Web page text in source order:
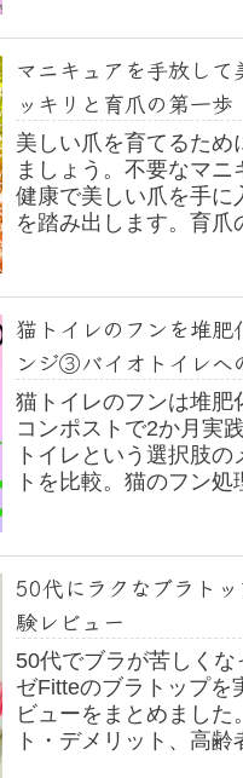
マニキュアを手放し
ッキリと育爪の第一歩
美しい爪を育てるため
ましょう。不要なマニ
健康で美しい爪を手に
を踏み出します。育爪
猫トイレのフンを堆肥
ンジ③バイオトイレへ
猫トイレのフンは堆肥
コンポストで2か月実
トイレという選択肢
トを比較。猫のフン
50代にラクなブラト
験レビュー
50代でブラが苦しく
ゼFitteのブラトップを
ビューをまとめました
ト・デメリット、高